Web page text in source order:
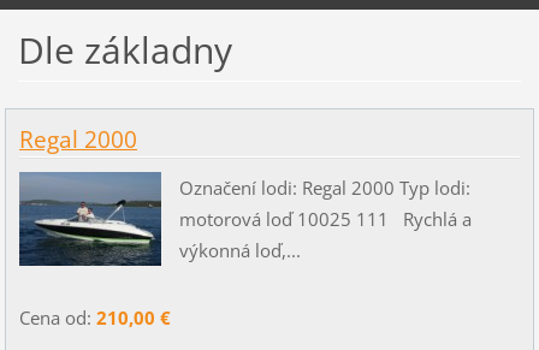
Dle základny
Regal 2000
Označení lodi: Regal 2000 Typ lodi:
motorová loď 10025 111 Rychlá a
výkonná loď,...
Cena od: 210,00 €